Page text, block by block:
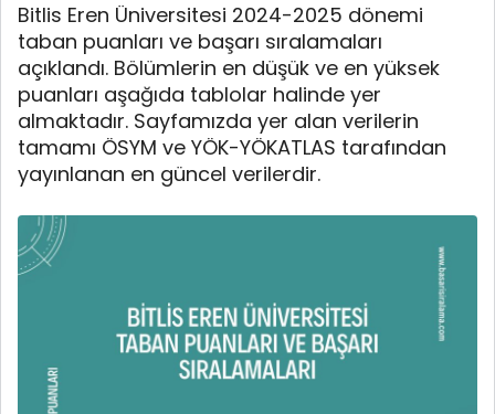
Bitlis Eren Üniversitesi 2024-2025 dönemi
taban puanları ve başarı sıralamaları
açıklandı. Bölümlerin en düşük ve en yüksek
puanları aşağıda tablolar halinde yer
almaktadır. Sayfamızda yer alan verilerin
tamamı ÖSYM ve YÖK-YÖKATLAS tarafından
yayınlanan en güncel verilerdir.